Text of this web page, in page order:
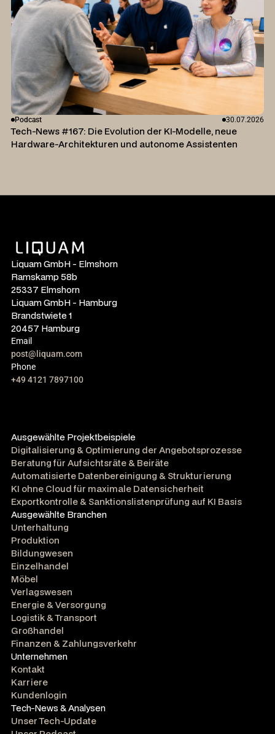
Podcast 30.07.2026
Tech-News #167: Die Evolution der KI-Modelle, neue
Hardware-Architekturen und autonome Assistenten
Liquam GmbH - Elmshorn
Ramskamp 58b
25337 Elmshorn
Liquam GmbH - Hamburg
Brandstwiete 1
20457 Hamburg
Email
post@liquam.com
Phone
+49 4121 7897100
Ausgewählte Projektbeispiele
Digitalisierung & Optimierung der Angebotsprozesse
Beratung für Aufsichtsräte & Beiräte
Automatisierte Datenbereinigung & Strukturierung
KI ohne Cloud für maximale Datensicherheit
Exportkontrolle & Sanktionslistenprüfung auf KI Basis
Ausgewählte Branchen
Unterhaltung
Produktion
Bildungwesen
Einzelhandel
Möbel
Verlagswesen
Energie & Versorgung
Logistik & Transport
Großhandel
Finanzen & Zahlungsverkehr
Unternehmen
Kontakt
Karriere
Kundenlogin
Tech-News & Analysen
Unser Tech-Update